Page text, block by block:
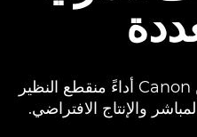
توفر كاميرا EOS C400 من Canon أداءً منقطع النظير
والإنتاج الافتراضي.